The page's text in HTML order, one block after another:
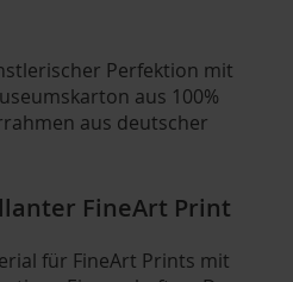
Perfektion mit
aus 100%
aus deutscher
FineArt Print
für FineArt Prints mit